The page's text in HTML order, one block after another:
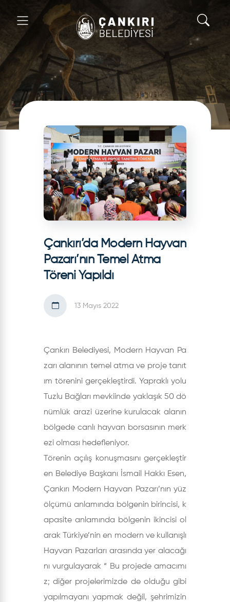
Çankırı’da Modern Hayvan
Pazarı’nın Temel Atma
Töreni Yapıldı
13 Mayıs 2022
Çankırı Belediyesi, Modern Hayvan Pa
zarı alanının temel atma ve proje tanıt
ım törenini gerçekleştirdi. Yapraklı yolu
Tuzlu Bağları mevkiinde yaklaşık 50 dö
nümlük arazi üzerine kurulacak alanın
bölgede canlı hayvan borsasının merk
ezi olması hedefleniyor.
Törenin açılış konuşmasını gerçekleştir
en Belediye Başkanı İsmail Hakkı Esen,
Çankırı Modern Hayvan Pazarı’nın yüz
ölçümü anlamında bölgenin birincisi, k
apasite anlamında bölgenin ikincisi ol
arak Türkiye’nin en modern ve kullanışlı
Hayvan Pazarları arasında yer alacağı
nı vurgulayarak “ Bu projede amacımı
z; diğer projelerimizde de olduğu gibi
yapılmayanı yapmak değil, şehrimizin